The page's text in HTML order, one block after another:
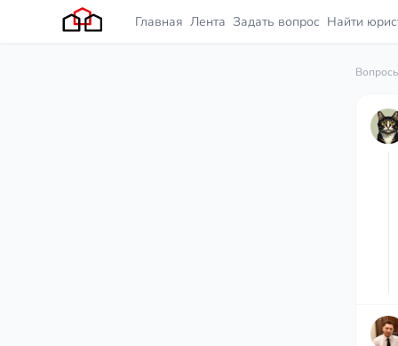
Главная Лента Задать вопрос Найти